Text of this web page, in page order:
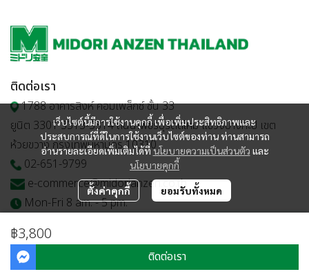
฿3,800
ติดต่อเรา
เว็บไซต์นี้มีการใช้งานคุกกี้ เพื่อเพิ่มประสิทธิภาพและ
ประสบการณ์ที่ดีในการใช้งานเว็บไซต์ของท่าน ท่านสามารถ
อ่านรายละเอียดเพิ่มเติมได้ที่นโยบายความเป็นส่วนตัว และ
นโยบายคุกกี้
ตั้งค่าคุกกี้ ยอมรับทั้งหมด
ติดต่อเรา
1788 อาคารสิงห์ คอมเพล็กซ์ ชั้น 33
ยูนิต 3301 3313-3314 ถนนเพชรบุรีตัดใหม่ แขวงบางกะปิ เขต
ห้วยขวาง กรุงเทพมหานคร 10310
02-651-9799
e-commerce@midorianzen.co.th
Mon-Fri 8 am. - 5 pm.
© Copyright 2023 | All Rights Reserved